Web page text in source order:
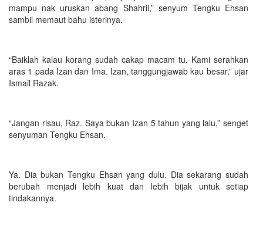
mampu nak uruskan abang Shahril,” senyum Tengku Ehsan
sambil memaut bahu isterinya.
“Baiklah kalau korang sudah cakap macam tu. Kami serahkan
aras 1 pada Izan dan Ima. Izan, tanggungjawab kau besar,” ujar
Ismail Razak.
“Jangan risau, Raz. Saya bukan Izan 5 tahun yang lalu,” senget
senyuman Tengku Ehsan.
Ya. Dia bukan Tengku Ehsan yang dulu. Dia sekarang sudah
berubah menjadi lebih kuat dan lebih bijak untuk setiap
tindakannya.